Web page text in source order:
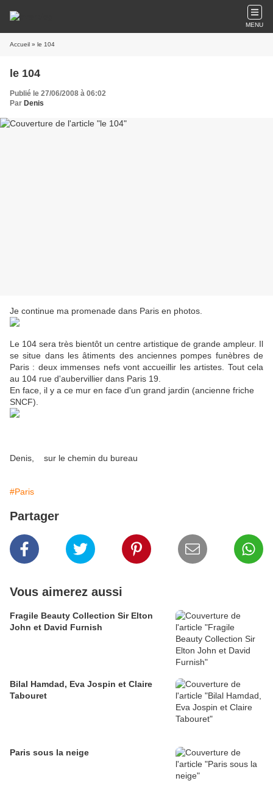
MENU
Accueil » le 104
le 104
Publié le 27/06/2008 à 06:02
Par Denis
Je continue ma promenade dans Paris en photos.
Le 104 sera très bientôt un centre artistique de grande ampleur. Il
se situe dans les âtiments des anciennes pompes funèbres de
Paris : deux immenses nefs vont accueillir les artistes. Tout cela
au 104 rue d'aubervillier dans Paris 19.
En face, il y a ce mur en face d'un grand jardin (ancienne friche
SNCF).
Denis, sur le chemin du bureau
#Paris
Partager
Vous aimerez aussi
Fragile Beauty Collection Sir Elton
John et David Furnish
Bilal Hamdad, Eva Jospin et Claire
Tabouret
Paris sous la neige